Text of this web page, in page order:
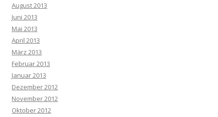
August 2013
Juni 2013
Mai 2013
April 2013
März 2013
Februar 2013
Januar 2013
Dezember 2012
November 2012
Oktober 2012